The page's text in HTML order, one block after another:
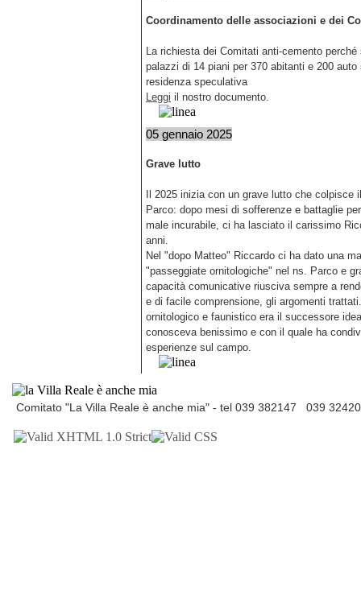
Coordinamento delle associazioni e dei
La richiesta dei Comitati anti-cemento
palazzi di 14 piani per 370 abitanti e 200
residenza speculativa
Leggi il nostro documento.
05 gennaio 2025
Grave lutto
Il 2025 inizia con un grave lutto che colpisce
Parco: dopo mesi di sofferenze e battaglie
male incurabile, ci ha lasciato il carissimo
anni.
Nel "dopo Matteo" Riccardo ci ha dato una
"passeggiate ornitologiche" nel ns. Parco e
capacità comunicative riusciva sempre a
e di facile comprensione, gli argomenti
ornitologico e faunistico era il successore
conosceva benissimo e con il quale ha
esperienze sul campo.
Comitato "La Villa Reale è anche mia" - tel 039 382147 039